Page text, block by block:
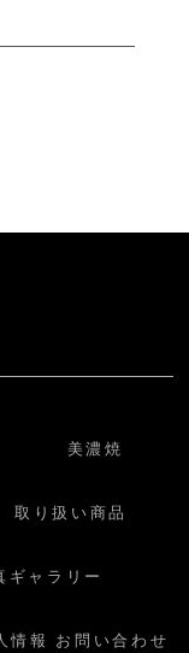
美濃焼
取り扱い商品
ギャラリー
情報 お問い合わせ